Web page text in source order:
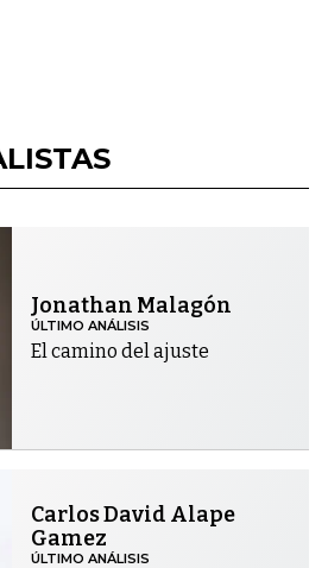
Jonathan Malagón
ÚLTIMO ANÁLISIS
El camino del ajuste
Carlos David Alape
Gamez
ÚLTIMO ANÁLISIS